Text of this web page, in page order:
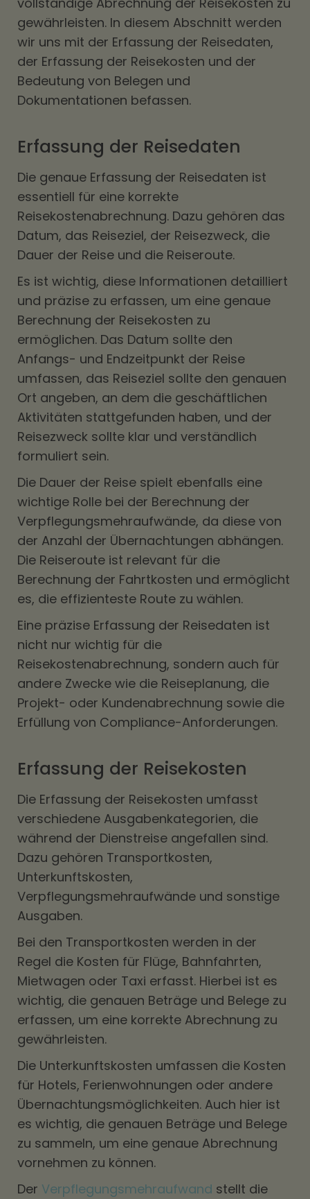
gewährleisten. In diesem Abschnitt werden
wir uns mit der Erfassung der Reisedaten,
der Erfassung der Reisekosten und der
Bedeutung von Belegen und
Dokumentationen befassen.
Erfassung der Reisedaten
Die genaue Erfassung der Reisedaten ist
essentiell für eine korrekte
Reisekostenabrechnung. Dazu gehören das
Datum, das Reiseziel, der Reisezweck, die
Dauer der Reise und die Reiseroute.
Es ist wichtig, diese Informationen detailliert
und präzise zu erfassen, um eine genaue
Berechnung der Reisekosten zu
ermöglichen. Das Datum sollte den
Anfangs- und Endzeitpunkt der Reise
umfassen, das Reiseziel sollte den genauen
Ort angeben, an dem die geschäftlichen
Aktivitäten stattgefunden haben, und der
Reisezweck sollte klar und verständlich
formuliert sein.
Die Dauer der Reise spielt ebenfalls eine
wichtige Rolle bei der Berechnung der
Verpflegungsmehraufwände, da diese von
der Anzahl der Übernachtungen abhängen.
Die Reiseroute ist relevant für die
Berechnung der Fahrtkosten und ermöglicht
es, die effizienteste Route zu wählen.
Eine präzise Erfassung der Reisedaten ist
nicht nur wichtig für die
Reisekostenabrechnung, sondern auch für
andere Zwecke wie die Reiseplanung, die
Projekt- oder Kundenabrechnung sowie die
Erfüllung von Compliance-Anforderungen.
Erfassung der Reisekosten
Die Erfassung der Reisekosten umfasst
verschiedene Ausgabenkategorien, die
während der Dienstreise angefallen sind.
Dazu gehören Transportkosten,
Unterkunftskosten,
Verpflegungsmehraufwände und sonstige
Ausgaben.
Bei den Transportkosten werden in der
Regel die Kosten für Flüge, Bahnfahrten,
Mietwagen oder Taxi erfasst. Hierbei ist es
wichtig, die genauen Beträge und Belege zu
erfassen, um eine korrekte Abrechnung zu
gewährleisten.
Die Unterkunftskosten umfassen die Kosten
für Hotels, Ferienwohnungen oder andere
Übernachtungsmöglichkeiten. Auch hier ist
es wichtig, die genauen Beträge und Belege
zu sammeln, um eine genaue Abrechnung
vornehmen zu können.
Der Verpflegungsmehraufwand stellt die